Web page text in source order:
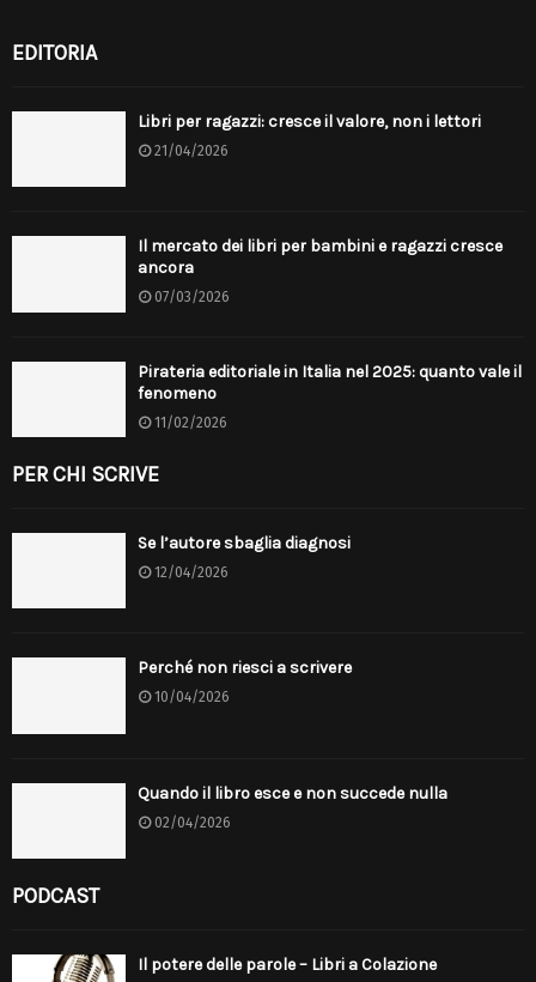
EDITORIA
Libri per ragazzi: cresce il valore, non i lettori
21/04/2026
Il mercato dei libri per bambini e ragazzi cresce
ancora
07/03/2026
Pirateria editoriale in Italia nel 2025: quanto vale il
fenomeno
11/02/2026
PER CHI SCRIVE
Se l’autore sbaglia diagnosi
12/04/2026
Perché non riesci a scrivere
10/04/2026
Quando il libro esce e non succede nulla
02/04/2026
PODCAST
Il potere delle parole – Libri a Colazione